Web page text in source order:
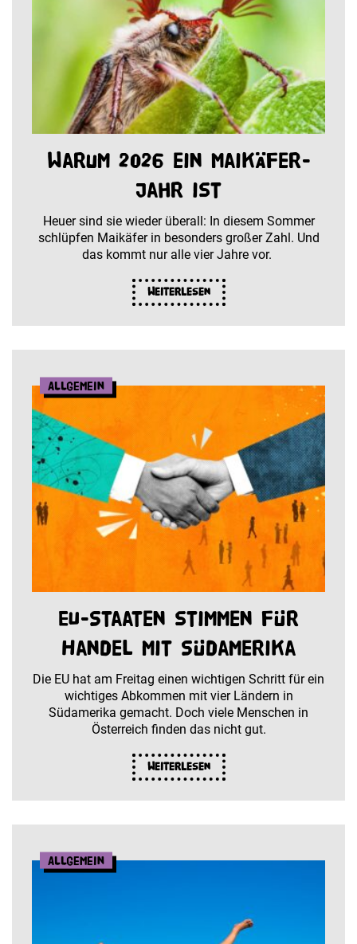
Warum 2026 ein Maikäfer-
Jahr ist
Heuer sind sie wieder überall: In diesem Sommer
schlüpfen Maikäfer in besonders großer Zahl. Und
das kommt nur alle vier Jahre vor.
Weiterlesen
Allgemein
EU-Staaten stimmen für
Handel mit Südamerika
Die EU hat am Freitag einen wichtigen Schritt für ein
wichtiges Abkommen mit vier Ländern in
Südamerika gemacht. Doch viele Menschen in
Österreich finden das nicht gut.
Weiterlesen
Allgemein